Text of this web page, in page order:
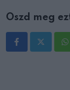
Oszd meg